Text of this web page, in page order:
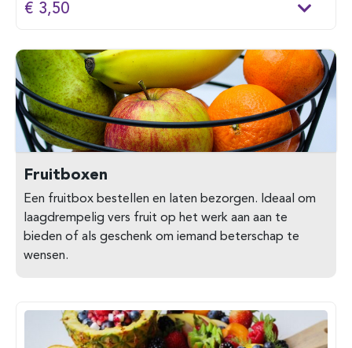
€ 3,50
Fruitboxen
Een fruitbox bestellen en laten bezorgen. Ideaal om
laagdrempelig vers fruit op het werk aan aan te
bieden of als geschenk om iemand beterschap te
wensen.